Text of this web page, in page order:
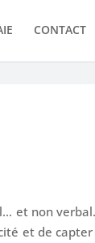
CONTACT
et non
et de